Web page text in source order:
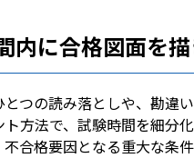
内に合格図面を
つの読み落としや、勘違
方法で、試験時間を細分
合格要因となる重大な条